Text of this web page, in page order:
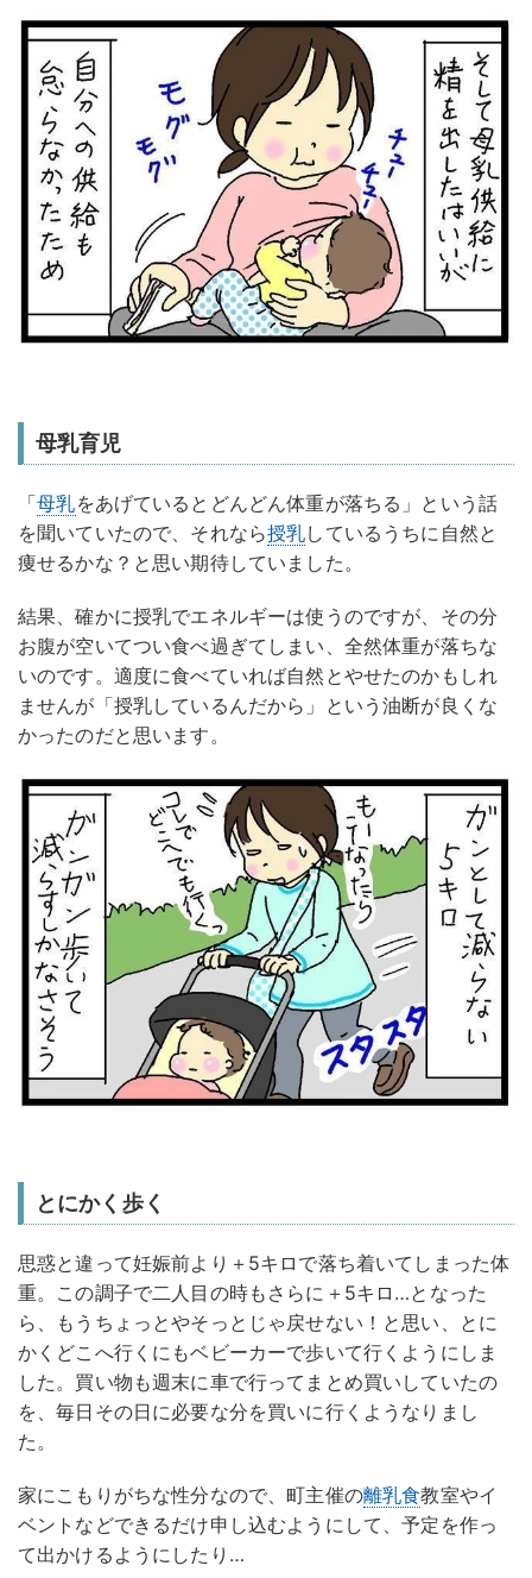
母乳育児
「母乳をあげているとどんどん体重が落ちる」という話
を聞いていたので、それなら授乳しているうちに自然と
痩せるかな？と思い期待していました。
結果、確かに授乳でエネルギーは使うのですが、その分
お腹が空いてつい食べ過ぎてしまい、全然体重が落ちな
いのです。適度に食べていれば自然とやせたのかもしれ
ませんが「授乳しているんだから」という油断が良くな
かったのだと思います。
とにかく歩く
思惑と違って妊娠前より＋5キロで落ち着いてしまった体
重。この調子で二人目の時もさらに＋5キロ…となった
ら、もうちょっとやそっとじゃ戻せない！と思い、とに
かくどこへ行くにもベビーカーで歩いて行くようにしま
した。買い物も週末に車で行ってまとめ買いしていたの
を、毎日その日に必要な分を買いに行くようなりまし
た。
家にこもりがちな性分なので、町主催の離乳食教室やイ
ベントなどできるだけ申し込むようにして、予定を作っ
て出かけるようにしたり…